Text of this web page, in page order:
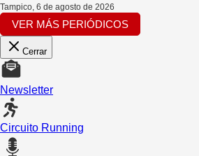
Tampico, 6 de agosto de 2026
VER MÁS PERIÓDICOS
Cerrar
Newsletter
Circuito Running